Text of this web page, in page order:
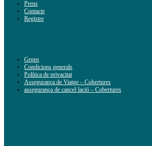
Preus
Contacte
Registre
Grups
Condicions generals
Política de privacitat
Assegurança de Viatge – Cobertures
assegurança de cancel·lació – Cobertures